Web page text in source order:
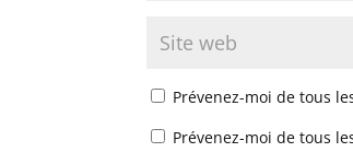
Prévenez-moi de tous
Prévenez-moi de tous